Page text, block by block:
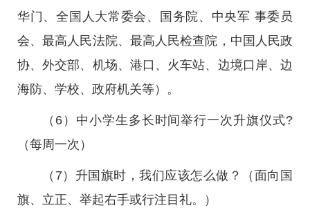
华门、全国人大常委会、国务院、中央军 事委员
会、最高人民法院、最高人民检查院，中国人民政
协、外交部、机场、港口、火车站、边境口岸、边
海防、学校、政府机关等）。
（6）中小学生多长时间举行一次升旗仪式?
（每周一次）
（7）升国旗时，我们应该怎么做？（面向国
旗、立正、举起右手或行注目礼。）